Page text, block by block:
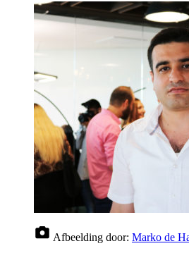
Afbeelding door: Marko de